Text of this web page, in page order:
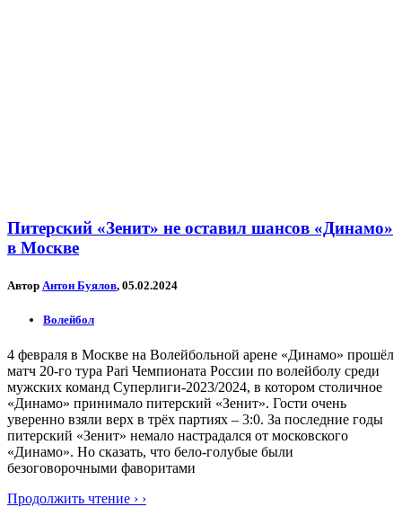
Питерский «Зенит» не оставил шансов «Динамо»
в Москве
Автор Антон Буялов, 05.02.2024
Волейбол
4 февраля в Москве на Волейбольной арене «Динамо» прошёл
матч 20-го тура Pari Чемпионата России по волейболу среди
мужских команд Суперлиги-2023/2024, в котором столичное
«Динамо» принимало питерский «Зенит». Гости очень
уверенно взяли верх в трёх партиях – 3:0. За последние годы
питерский «Зенит» немало настрадался от московского
«Динамо». Но сказать, что бело-голубые были
безоговорочными фаворитами
Продолжить чтение › ›